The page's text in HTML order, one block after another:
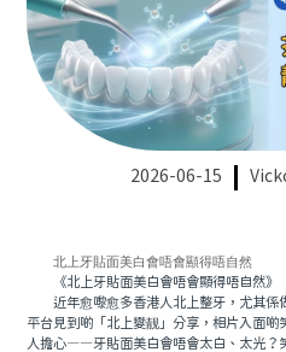
2026-06-15
北上牙貼面美白會唔會顯得唔自然
《北上牙貼面美白會唔會顯得唔自然》
近年愈嚟愈多香港人北上整牙，尤其係
平台見到啲「北上變靓」分享，相片入面
人擔心——牙貼面美白會唔會太白、太光？